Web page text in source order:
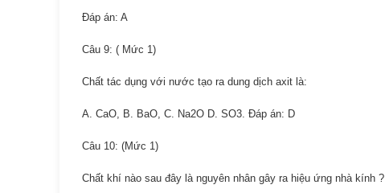
Đáp án: A
Câu 9: ( Mức 1)
Chất tác dụng với nước tạo ra dung dịch axit là:
A. CaO, B. BaO, C. Na2O D. SO3. Đáp án: D
Câu 10: (Mức 1)
Chất khí nào sau đây là nguyên nhân gây ra hiệu ứng nhà kính ?